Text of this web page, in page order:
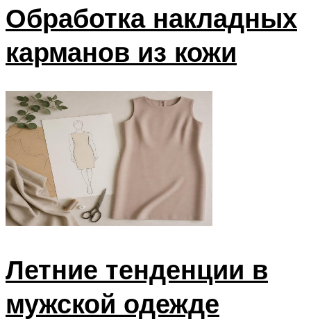
Обработка накладных
карманов из кожи
Летние тенденции в
мужской одежде